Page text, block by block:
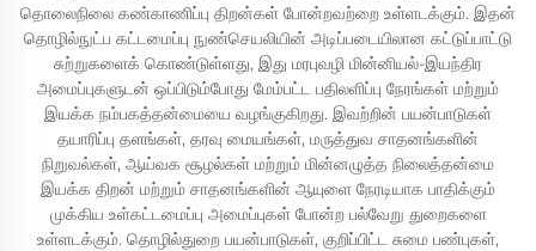
தொலைநிலை கண்காணிப்பு திறன்கள் போன்றவற்றை உள்ளடக்கும். இதன்
தொழில்நுட்ப கட்டமைப்பு நுண்செயலியின் அடிப்படையிலான கட்டுப்பாட்டு
சுற்றுகளைக் கொண்டுள்ளது, இது மரபுவழி மின்னியல்-இயந்திர
அமைப்புகளுடன் ஒப்பிடும்போது மேம்பட்ட பதிலளிப்பு நேரங்கள் மற்றும்
இயக்க நம்பகத்தன்மையை வழங்குகிறது. இவற்றின் பயன்பாடுகள்
தயாரிப்பு தளங்கள், தரவு மையங்கள், மருத்துவ சாதனங்களின்
நிறுவல்கள், ஆய்வக சூழல்கள் மற்றும் மின்னழுத்த நிலைத்தன்மை
இயக்க திறன் மற்றும் சாதனங்களின் ஆயுளை நேரடியாக பாதிக்கும்
முக்கிய உள்கட்டமைப்பு அமைப்புகள் போன்ற பல்வேறு துறைகளை
உள்ளடக்கும். தொழில்துறை பயன்பாடுகள், குறிப்பிட்ட சுமை பண்புகள்,